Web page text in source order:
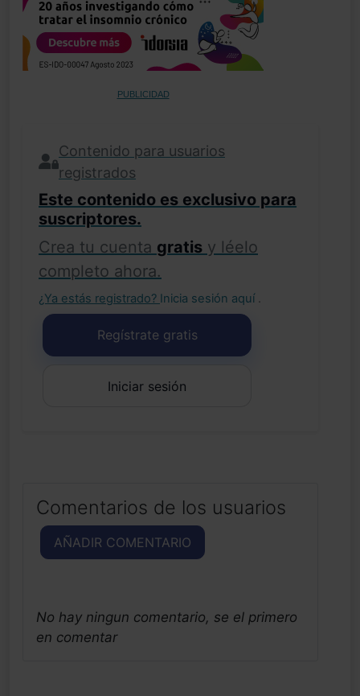
PUBLICIDAD
Contenido para usuarios
registrados
Este contenido es exclusivo para
suscriptores.
Crea tu cuenta gratis y léelo
completo ahora.
¿Ya estás registrado? Inicia sesión aquí .
Regístrate gratis
Iniciar sesión
Comentarios de los usuarios
AÑADIR COMENTARIO
No hay ningun comentario, se el primero
en comentar